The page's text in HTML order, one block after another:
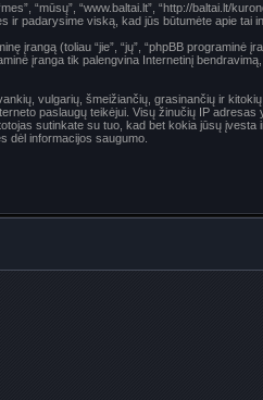
“mūsų”, “www.baltai.lt”, “http://baltai.lt/
ir padarysime viską, kad jūs būtumėte apie tai
įrangą (toliau “jie”, “jų”, “phpBB programinė
įranga tik palengvina Internetinį
vulgarių, šmeižiančių, grasinančių ir
paslaugų teikėjui. Visų žinučių IP
sutinkate su tuo, kad bet kokia jūsų
dėl informacijos saugumo.